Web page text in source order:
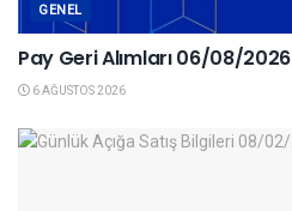
GENEL
Pay Geri Alımları 06/08/2026
6 AĞUSTOS 2026